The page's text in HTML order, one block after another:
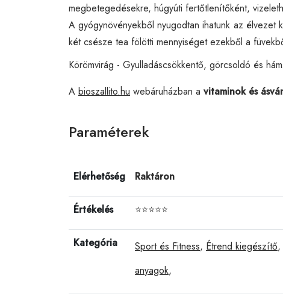
megbetegedésekre, húgyúti fertőtlenítőként,
A gyógynövényekből nyugodtan ihatunk az
két csésze tea fölötti mennyiséget ezekből a
Körömvirág - Gyulladáscsökkentő, görcsoldó és
A bioszallito.hu webáruházban a vitaminok és
Paraméterek
Elérhetőség Raktáron
Értékelés ⭐⭐⭐⭐⭐
Kategória Sport és Fitness, Étrend kiegészítő,
anyagok,